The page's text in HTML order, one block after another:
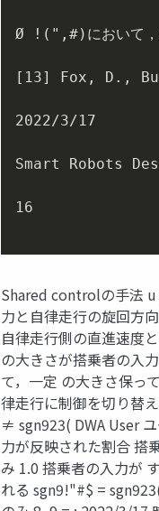
Ø ! (",#)において，
[ 13] Fox, D.,
2022/3/17
Smart Robots
16
Shared controlの⼿法 u
⼒と⾃律⾛⾏の旋回⽅向
⾃律⾛⾏側の直進速度
の⼤きさが搭乗者の⼊
て，⼀定 の⼤きさ保っ
律⾛⾏に制御を切り替
≠ sgn923( DWA User
⼒が反映された割合 搭
み 1.0 搭乗者の⼊⼒が
れる sgn9!"#$ =